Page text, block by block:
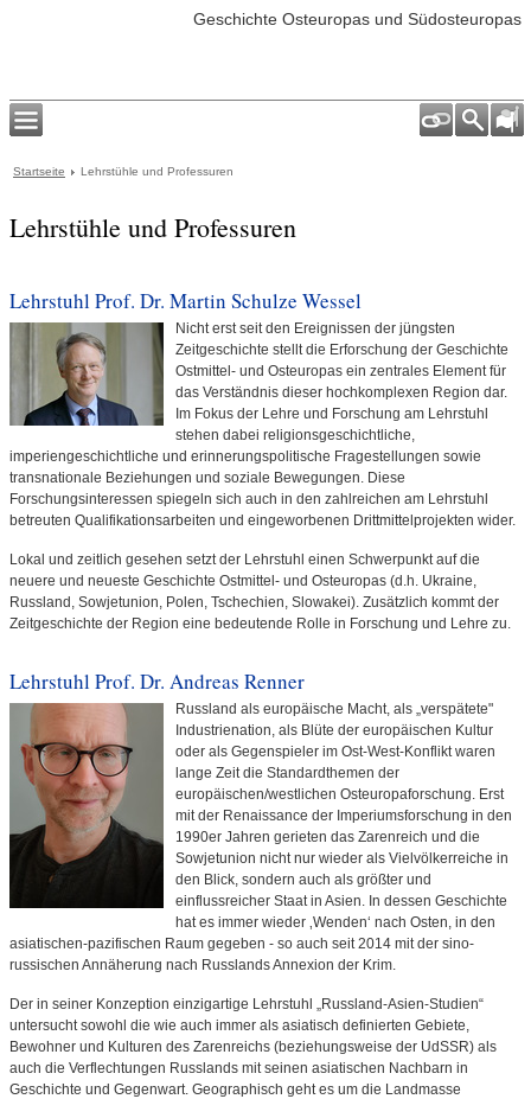
Geschichte Osteuropas und Südosteuropas
Startseite Lehrstühle und Professuren
Lehrstühle und Professuren
Lehrstuhl Prof. Dr. Martin Schulze Wessel
Nicht erst seit den Ereignissen der jüngsten
Zeitgeschichte stellt die Erforschung der Geschichte
Ostmittel- und Osteuropas ein zentrales Element für
das Verständnis dieser hochkomplexen Region dar.
Im Fokus der Lehre und Forschung am Lehrstuhl
stehen dabei religionsgeschichtliche,
imperiengeschichtliche und erinnerungspolitische Fragestellungen sowie
transnationale Beziehungen und soziale Bewegungen. Diese
Forschungsinteressen spiegeln sich auch in den zahlreichen am Lehrstuhl
betreuten Qualifikationsarbeiten und eingeworbenen Drittmittelprojekten wider.
Lokal und zeitlich gesehen setzt der Lehrstuhl einen Schwerpunkt auf die
neuere und neueste Geschichte Ostmittel- und Osteuropas (d.h. Ukraine,
Russland, Sowjetunion, Polen, Tschechien, Slowakei). Zusätzlich kommt der
Zeitgeschichte der Region eine bedeutende Rolle in Forschung und Lehre zu.
Lehrstuhl Prof. Dr. Andreas Renner
Russland als europäische Macht, als „verspätete"
Industrienation, als Blüte der europäischen Kultur
oder als Gegenspieler im Ost-West-Konflikt waren
lange Zeit die Standardthemen der
europäischen/westlichen Osteuropaforschung. Erst
mit der Renaissance der Imperiumsforschung in den
1990er Jahren gerieten das Zarenreich und die
Sowjetunion nicht nur wieder als Vielvölkerreiche in
den Blick, sondern auch als größter und
einflussreicher Staat in Asien. In dessen Geschichte
hat es immer wieder ‚Wenden‘ nach Osten, in den
asiatischen-pazifischen Raum gegeben - so auch seit 2014 mit der sino-
russischen Annäherung nach Russlands Annexion der Krim.
Der in seiner Konzeption einzigartige Lehrstuhl „Russland-Asien-Studien“
untersucht sowohl die wie auch immer als asiatisch definierten Gebiete,
Bewohner und Kulturen des Zarenreichs (beziehungsweise der UdSSR) als
auch die Verflechtungen Russlands mit seinen asiatischen Nachbarn in
Geschichte und Gegenwart. Geographisch geht es um die Landmasse